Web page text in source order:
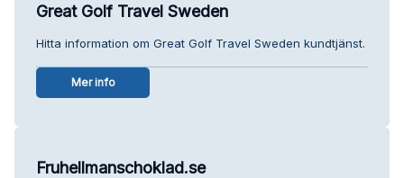
Great Golf Travel Sweden
Hitta information om Great Golf Travel Sweden kundtjänst.
Mer info
Fruhellmanschoklad.se